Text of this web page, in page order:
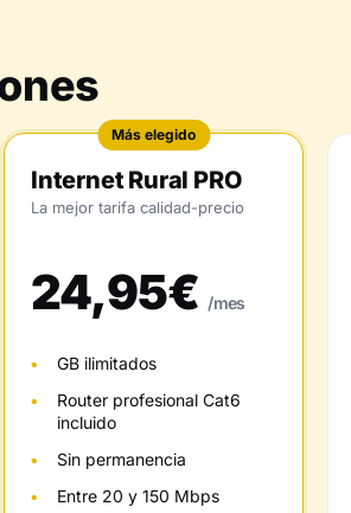
Más elegido
Internet Rural PRO
La mejor tarifa calidad-precio
24,95€ /mes
GB ilimitados
Router profesional Cat6
incluido
Sin permanencia
Entre 20 y 150 Mbps